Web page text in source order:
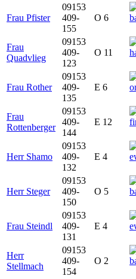
Frau Pfister
09153
409-
155
O 6
Frau
Quadvlieg
09153
409-
123
O 11
Frau Rother
09153
409-
135
E 6
Frau
Rottenberger
09153
409-
144
E 12
Herr Shamo
09153
409-
132
E 4
Herr Steger
09153
409-
150
O 5
Frau Steindl
09153
409-
131
E 4
Herr
Stellmach
09153
409-
154
O 2